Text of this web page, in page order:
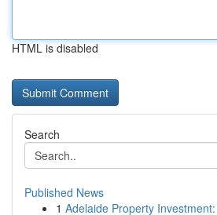
HTML is disabled
Search
Published News
1 Adelaide Property